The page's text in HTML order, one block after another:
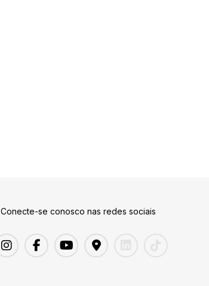
Conecte-se conosco nas redes sociais